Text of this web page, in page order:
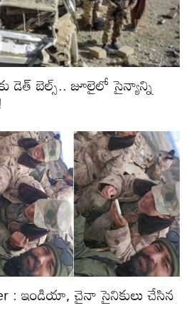
డెత్ బెల్స్.. జూలైలో సైన్యాన్ని
: ఇండియా, చైనా సైనికులు చేసిన